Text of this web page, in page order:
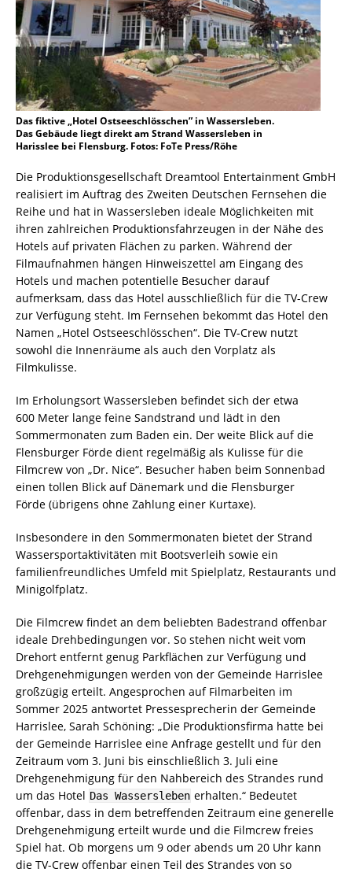
Das fiktive „Hotel Ostseeschlösschen” in Wassersleben.
Das Gebäude liegt direkt am Strand Wassersleben in
Harisslee bei Flensburg. Fotos: FoTe Press/Röhe
Die Produktionsgesellschaft Dreamtool Entertainment GmbH
realisiert im Auftrag des Zweiten Deutschen Fernsehen die
Reihe und hat in Wassersleben ideale Möglichkeiten mit
ihren zahlreichen Produktionsfahrzeugen in der Nähe des
Hotels auf privaten Flächen zu parken. Während der
Filmaufnahmen hängen Hinweiszettel am Eingang des
Hotels und machen potentielle Besucher darauf
aufmerksam, dass das Hotel ausschließlich für die TV-Crew
zur Verfügung steht. Im Fernsehen bekommt das Hotel den
Namen „Hotel Ostseeschlösschen“. Die TV-Crew nutzt
sowohl die Innenräume als auch den Vorplatz als
Filmkulisse.
Im Erholungsort Wassersleben befindet sich der etwa
600 Meter lange feine Sandstrand und lädt in den
Sommermonaten zum Baden ein. Der weite Blick auf die
Flensburger Förde dient regelmäßig als Kulisse für die
Filmcrew von „Dr. Nice“. Besucher haben beim Sonnenbad
einen tollen Blick auf Dänemark und die Flensburger
Förde (übrigens ohne Zahlung einer Kurtaxe).
Insbesondere in den Sommermonaten bietet der Strand
Wassersportaktivitäten mit Bootsverleih sowie ein
familienfreundliches Umfeld mit Spielplatz, Restaurants und
Minigolfplatz.
Die Filmcrew findet an dem beliebten Badestrand offenbar
ideale Drehbedingungen vor. So stehen nicht weit vom
Drehort entfernt genug Parkflächen zur Verfügung und
Drehgenehmigungen werden von der Gemeinde Harrislee
großzügig erteilt. Angesprochen auf Filmarbeiten im
Sommer 2025 antwortet Pressesprecherin der Gemeinde
Harrislee, Sarah Schöning: „Die Produktionsfirma hatte bei
der Gemeinde Harrislee eine Anfrage gestellt und für den
Zeitraum vom 3. Juni bis einschließlich 3. Juli eine
Drehgenehmigung für den Nahbereich des Strandes rund
um das Hotel Das Wassersleben erhalten.“ Bedeutet
offenbar, dass in dem betreffenden Zeitraum eine generelle
Drehgenehmigung erteilt wurde und die Filmcrew freies
Spiel hat. Ob morgens um 9 oder abends um 20 Uhr kann
die TV-Crew offenbar einen Teil des Strandes von so